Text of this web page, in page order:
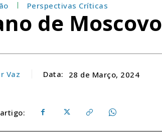
Perspectivas Críticas
de Moscovo
Vaz Data: 28 de Março, 2024